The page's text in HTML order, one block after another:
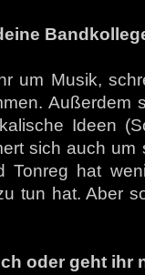
um Musik,
Außerdem
Ideen
sich auch
Tonreg hat
tun hat. Aber
oder geht ihr